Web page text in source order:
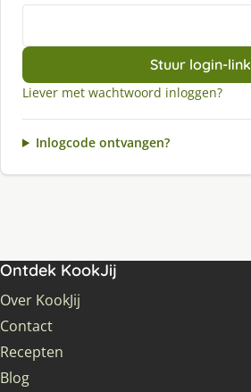
Stuur login-link
Liever met wachtwoord inloggen?
Inlogcode ontvangen?
Ontdek KookJij
Over KookJij
Contact
Recepten
Blog